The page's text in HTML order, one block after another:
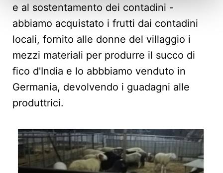
e al sostentamento dei contadini -
abbiamo acquistato i frutti dai contadini
locali, fornito alle donne del villaggio i
mezzi materiali per produrre il succo di
fico d'India e lo abbbiamo venduto in
Germania, devolvendo i guadagni alle
produttrici.